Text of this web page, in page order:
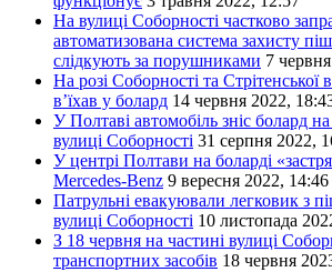
На вулиці Соборності частково
автоматизована система захисту
слідкують за порушниками 7
На розі Соборності та Стрітенської
в’їхав у болард 14 червня 2022,
У Полтаві автомобіль зніс болард
вулиці Соборності 31 серпня 2022,
У центрі Полтави на боларді
Mercedes-Benz 9 вересня 2022, 14:46
Патрульні евакуювали легковик з
вулиці Соборності 10 листопада
З 18 червня на частині вулиці
транспортних засобів 18 червня